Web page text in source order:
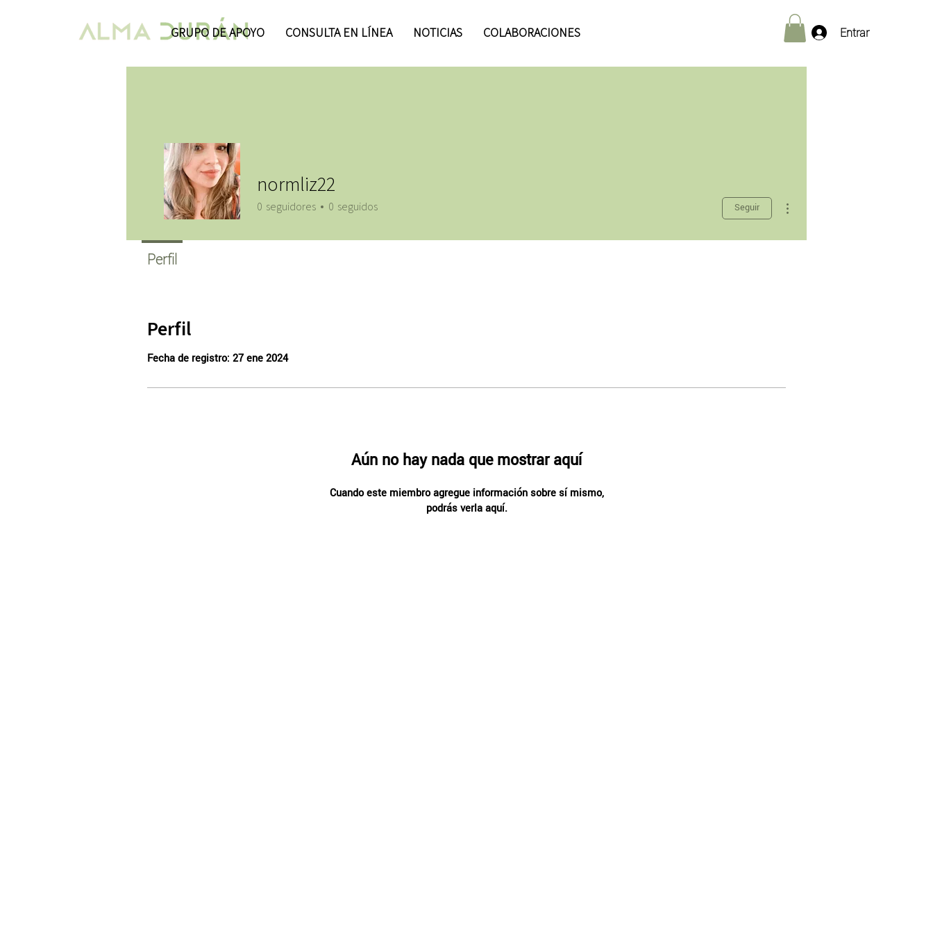
GRUPO DE APOYO CONSULTA EN LÍNEA NOTICIAS COLABORACIONES Entrar
Perfil
Fecha de registro: 27 ene 2024
Aún no hay nada que mostrar aquí
Cuando este miembro agregue información sobre sí mismo,
podrás verla aquí.
normliz22
0 seguidores 0 seguidos Seguir
Perfil